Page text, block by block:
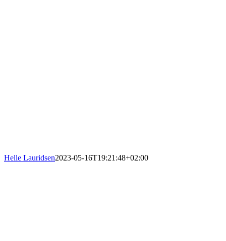
Helle Lauridsen2023-05-16T19:21:48+02:00